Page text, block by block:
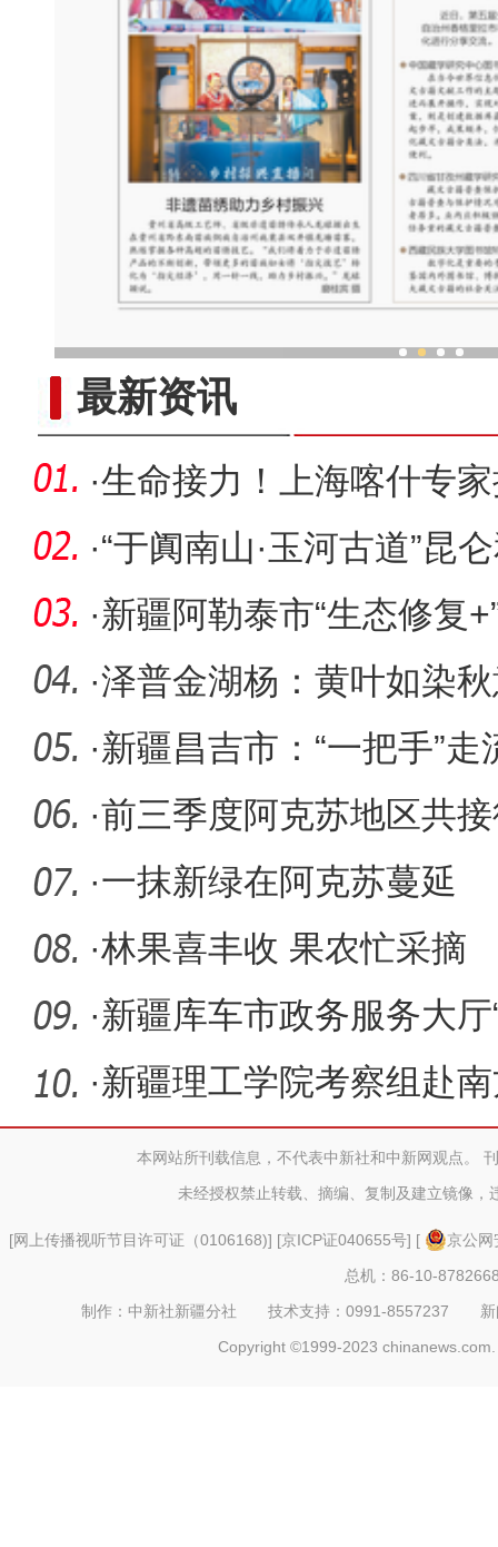
最新资讯
·生命接力！上海喀什专
夹层患
·“于阗南山·玉河古道”昆
科考
·新疆阿勒泰市“生态修复
展“芳容
·泽普金湖杨：黄叶如染
·新疆昌吉市：“一把手”走
心
·前三季度阿克苏地区共
次
·一抹新绿在阿克苏蔓延
·林果喜丰收 果农忙采摘
·新疆库车市政务服务大
用
·新疆理工学院考察组赴
本网站所刊载信息，不代表中新社和中新网观点。
未经授权禁止转载、摘编、复制及建立镜像，
[网上传播视听节目许可证（0106168)] [京ICP证040655号] [
京公
总机：86-10-
制作：中新社新疆分社 技术支持：0991-8557237
Copyright ©1999-2023